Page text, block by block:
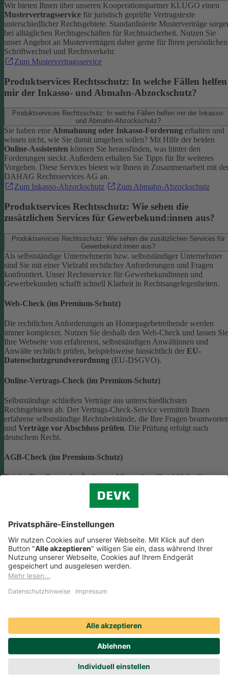
Wir bieten Ihnen über unseren Kooperationspartner KLUGO einen
Mustervertragsservice für juristisch geprüfte Vertragstexte
unterschiedlicher Rechtsgebiete. Standardisierte Musterverträge
bei alltäglichen Rechtsgeschäften für Rechtssicherheit. Nutzen Sie
unser Angebot an Musterverträgen daher gerne für Ihren persönlichen
Schriftwechsel und Rechtsverkehr.
Zum Mustervertragsservice
Produktservices Rechtsschutz: In welche Fällen helfen
mir der Inkasso- und Abmahn-Abzockschutz?
Produktservices Rechtsschutz: In welche Fällen helfen mir der Inkasso-
und Abmahn-Abzockschutz?
Sie haben eineAbmahnung oder Inkasso-Forderung erhalten und
wissen nicht, wie Sie damit umgehen sollen? Mit Hilfe der beiden
Online-Assistenten können Sie herausfinden, was hinter den
Forderungen steckt. Außerdem erhalten Sie Tipps für Ihr weiteres
Vorgehen. Diese Services bieten wir Ihnen in Zusammenarbeit mit
DAHAG Rechtsservices AG an.
Zum Inkasso-Abzockschutz
Zum Abmahn-Abzockschutz
Produktservices Rechtsschutz: Wie sehen die
zusätzlichen Services für Gewerbekund:innen aus?
Produktservices Rechtsschutz: Wie sehen die zusätzlichen Services für
Gewerbekund:innen aus?
Als selbstständige Unternehmerin bzw. selbstständiger Unternehmer
sind Sie mit einer Vielzahl rechtlicher Anforderungen und Fragen
konfrontiert. Unser Rechtsservice für Gewerbekundinnen und
Gewerbekunden schafft schnell Klarheit in Rechtsangelegenheiten.
Web-Check (im Premium-Schutz)
Die rechtlichen Anforderungen an Homepagebetreibende werden
immer komplexer. Nutzen Sie deshalb den Web-Check und lassen Sie
Ihre Webseite von erfahrenen, selbstständigen Anwältinnen und
Anwälte rechtlich prüfen, beispielsweise hinsichtlich der EU-
Datenschutzgrundverordnung (EU-DSGVO).
Online-Vertrags-Check (im Premium-Schutz)
Selbstständige schließen Verträge aus unterschiedlichsten
Rechtsgebieten ab. Der Vertrags-Check-Service vermittelt Ihnen
erfahrene selbstständige Rechtsbeistände, die Ihre Fragen
und Verträge vor Abschluss prüfen. Die Prüfung erfolgt nach
deutschem Recht.
AGB-Check (im Premium-Schutz)
Bei der Erstellung oder Änderung Allgemeiner
(AGB) ist eine Vielzahl rechtlicher Vorschriften zu beachten. Wir
helfen Ihnen dabei und vermitteln Ihnen versierte selbstständige
Online-Portal der DAHAG Rechtsservices AG angeboten.
Beratungs-Rechtsschutz bei Unternehmensnachfolge
Wenn Sie Ihre Firma an eine Nachfolgerin oder einen Nachfolger
kompetente, selbstständige Rechtsanwältinnen und Rechtsanwälte,
Rechtsschutz an:0221 757-1996.
Produktservices Krankenversicherung: Welche
Vorteile bietet mir die Krankenversicherungs-App der
DEVK?